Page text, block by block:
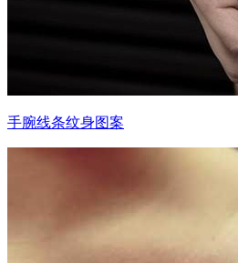
手腕线条纹身图案